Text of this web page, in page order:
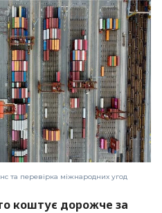
та перевірка міжнародних угод
коштує дорожче за